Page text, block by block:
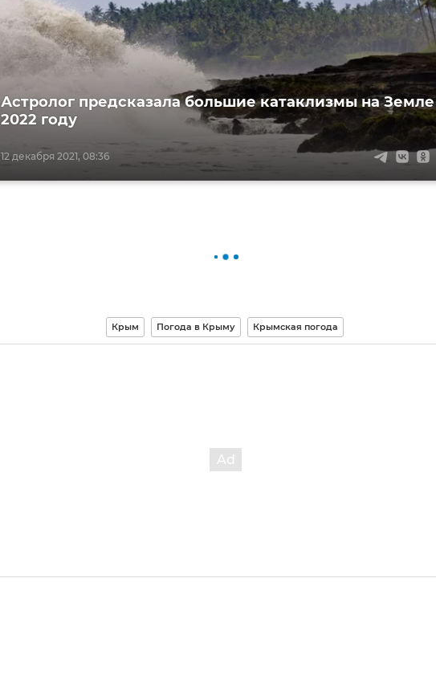
12 декабря 2021, 08:36
Астролог предсказала большие катаклизмы на
2022 году
Крым Погода в Крыму Крымская погода